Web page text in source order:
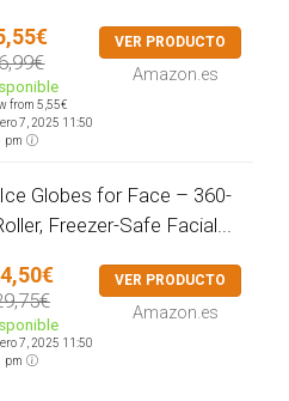
from 5,55€
7, 2025 11:50
pm
VER PRODUCTO
Amazon.es
Globes for Face – 360-
Freezer-Safe Facial...
7, 2025 11:50
pm
VER PRODUCTO
Amazon.es